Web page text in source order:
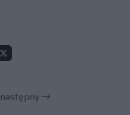
następny